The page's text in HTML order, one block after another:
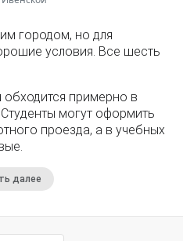
городом, но для
условия. Все шесть
примерно в
могут оформить
проезда, а в учебных
далее